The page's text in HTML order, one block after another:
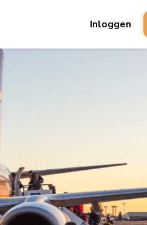
Inloggen